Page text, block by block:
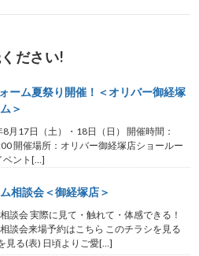
ださい!
ーム夏祭り開催！＜オリバー御経塚
＞
月17日（土）・18日（日） 開催時間：
開催場所：オリバー御経塚店ショールー
ベント[…]
相談会＜御経塚店＞
談会 実際に見て・触れて・体感できる！
談会来場予約はこちら このチラシを見る
見る(表) 日頃よりご愛[…]